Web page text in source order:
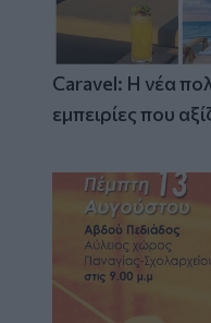
Caravel: Η νέα
εμπειρίες που